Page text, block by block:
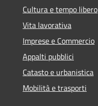
Cultura e tempo libero
Vita lavorativa
Imprese e Commercio
Appalti pubblici
Catasto e urbanistica
Mobilità e trasporti